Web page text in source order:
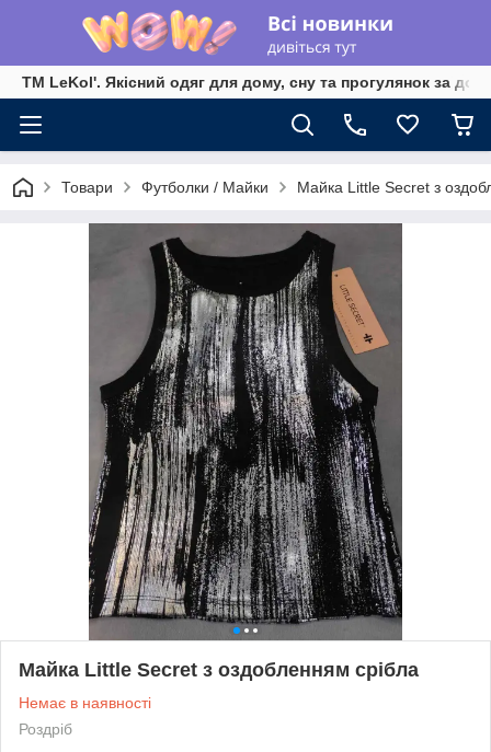
TM LeKol'. Якісний одяг для дому, сну та прогулянок за
Товари Футболки / Майки Майка Little Secret з
Майка Little Secret з оздобленням срібла
Немає в наявності
Роздріб